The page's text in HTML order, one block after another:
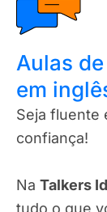
Aulas
em
Seja fluente
confiança!
Na Talkers
tudo o que